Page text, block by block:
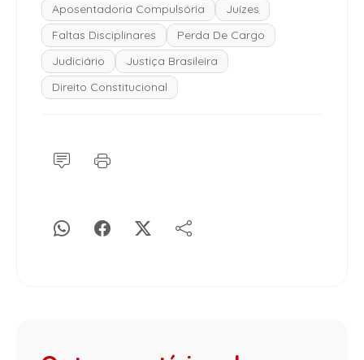
Aposentadoria Compulsória
Juízes
Faltas Disciplinares
Perda De Cargo
Judiciário
Justiça Brasileira
Direito Constitucional